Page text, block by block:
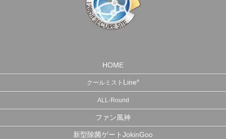
HOME
クールミスト Line®
ALL-Round
ファン風神
新型除菌ゲートJokinGoo